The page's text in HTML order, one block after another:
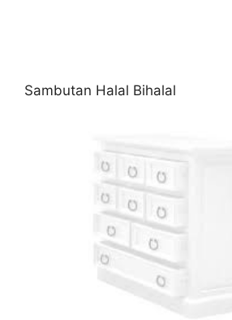
Sambutan Halal Bihalal